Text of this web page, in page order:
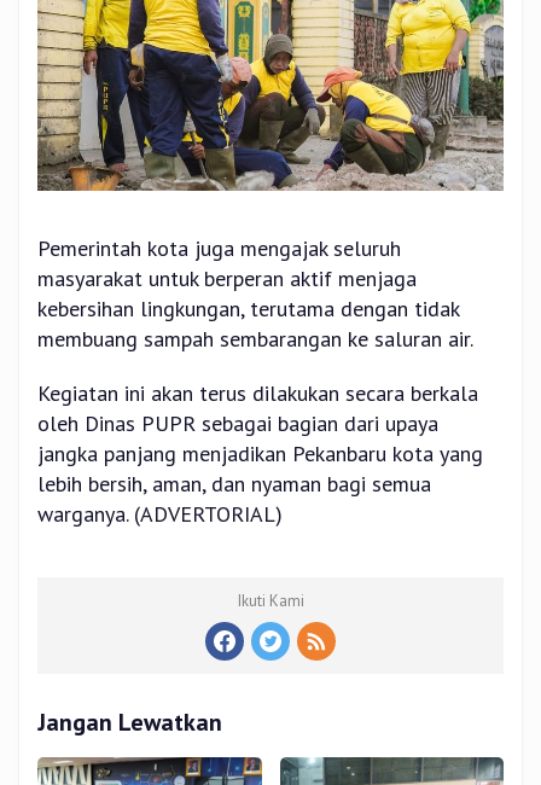
Pemerintah kota juga mengajak seluruh
masyarakat untuk berperan aktif menjaga
kebersihan lingkungan, terutama dengan tidak
membuang sampah sembarangan ke saluran air.
Kegiatan ini akan terus dilakukan secara berkala
oleh Dinas PUPR sebagai bagian dari upaya
jangka panjang menjadikan Pekanbaru kota yang
lebih bersih, aman, dan nyaman bagi semua
warganya. (ADVERTORIAL)
Ikuti Kami
Jangan Lewatkan